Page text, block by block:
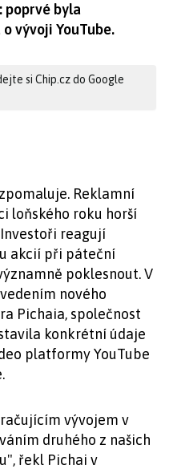
poprvé byla
vývoji YouTube.
si Chip.cz do Google
Reklamní
loňského roku horší
reagují
akcií při páteční
poklesnout. V
nového
Pichaia, společnost
konkrétní údaje
platformy YouTube
vývojem v
druhého z našich
řekl Pichai v